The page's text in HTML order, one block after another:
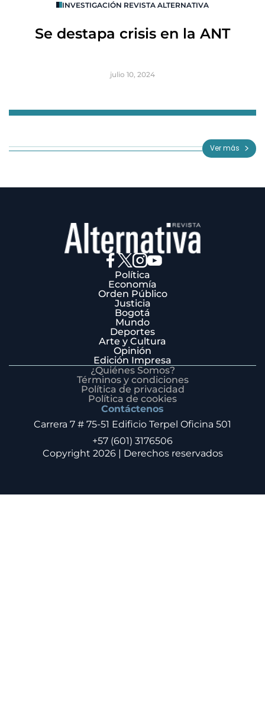
INVESTIGACIÓN REVISTA ALTERNATIVA
Se destapa crisis en la ANT
julio 10, 2024
3
Ver más
Política
Economía
Orden Público
Justicia
Bogotá
Mundo
Deportes
Arte y Cultura
Opinión
Edición Impresa
¿Quiénes Somos?
Términos y condiciones
Política de privacidad
Política de cookies
Contáctenos
Carrera 7 # 75-51 Edificio Terpel Oficina 501
+57 (601) 3176506
Copyright 2026 | Derechos reservados